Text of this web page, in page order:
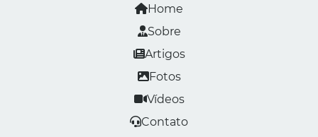
Home
Sobre
Artigos
Fotos
Vídeos
Contato